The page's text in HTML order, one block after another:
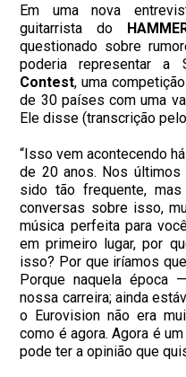
Em uma nova
guitarrista do
questionado sobre
poderia representar a
Contest, uma
de 30 países com uma
Ele disse (transcrição
“Isso vem acontecendo
de 20 anos. Nos
sido tão frequente,
conversas sobre isso,
música perfeita para
em primeiro lugar, por
isso? Por que iríamos
Porque naquela
nossa carreira; ainda
o Eurovision não era
como é agora. Agora é
pode ter a opinião que